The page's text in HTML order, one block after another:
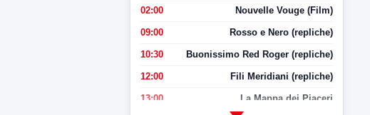
02:00 Nouvelle Vouge (Film)
09:00 Rosso e Nero (repliche)
10:30 Buonissimo Red Roger (repliche)
12:00 Fili Meridiani (repliche)
13:00 La Mappa dei Piaceri